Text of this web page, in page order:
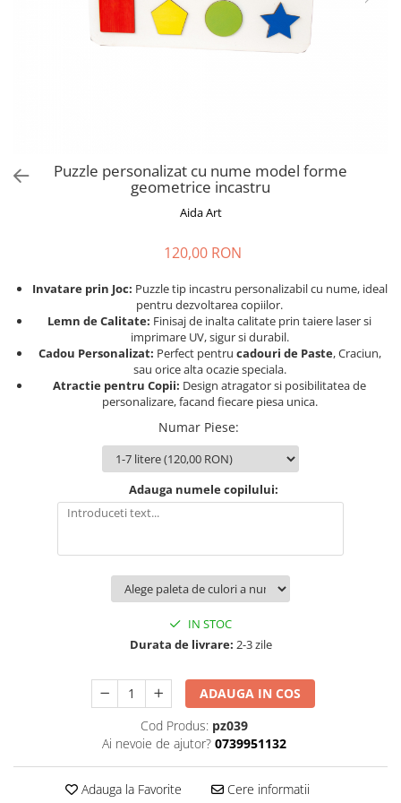
Decoratiuni Paste
Insigne / Brose
Print personalizat
Felicitari personalizate
Semne de Carte
Articole pentru copii
Puzzle
Brelocuri din Inox
Accesorii de Bucatarie
Tocatoare Personalizate
Manusi Personalizate
Accesorii pentru Bauturi
Termosuri Personalizate
Desfacatoare si Tirbusoane
Shaker, Plosca
Cadouri absolvire
Puzzle personalizat cu nume model forme
geometrice incastru
Aida Art
120,00 RON
Invatare prin Joc: Puzzle tip incastru personalizabil cu nume, ideal
pentru dezvoltarea copiilor.
Lemn de Calitate: Finisaj de inalta calitate prin taiere laser si
imprimare UV, sigur si durabil.
Cadou Personalizat: Perfect pentru cadouri de Paste, Craciun,
sau orice alta ocazie speciala.
Atractie pentru Copii: Design atragator si posibilitatea de
personalizare, facand fiecare piesa unica.
Numar Piese:
Adauga numele copilului:
IN STOC
Durata de livrare: 2-3 zile
ADAUGA IN COS
Cod Produs: pz039
Ai nevoie de ajutor? 0739951132
Adauga la Favorite Cere informatii